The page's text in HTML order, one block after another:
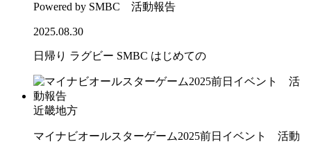
Powered by SMBC 活動報告
2025.08.30
日帰り ラグビー SMBC はじめての
近畿地方
マイナビオールスターゲーム2025前日イベント 活動